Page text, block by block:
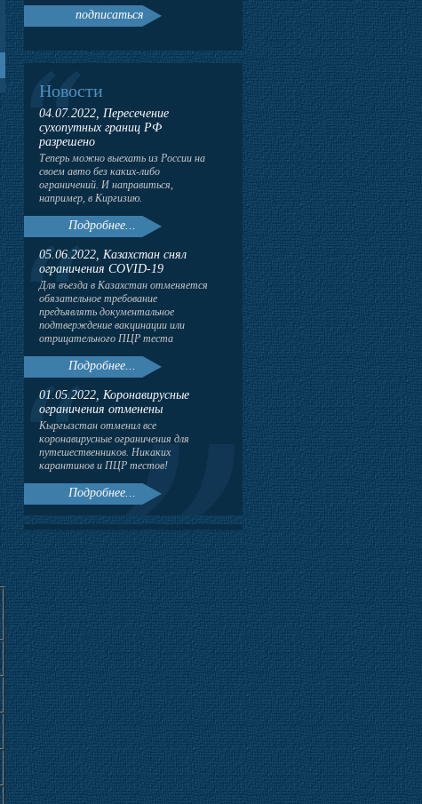
подписаться
Новости
04.07.2022, Пересечение
сухопутных границ РФ
разрешено
Теперь можно выехать из России на
своем авто без каких-либо
ограничений. И направиться,
например, в Киргизию.
Подробнее...
05.06.2022, Казахстан снял
ограничения COVID-19
Для въезда в Казахстан отменяется
обязательное требование
предъявлять документальное
подтверждение вакцинации или
отрицательного ПЦР теста
Подробнее...
01.05.2022, Коронавирусные
ограничения отменены
Кыргызстан отменил все
коронавирусные ограничения для
путешественников. Никаких
карантинов и ПЦР тестов!
Подробнее...